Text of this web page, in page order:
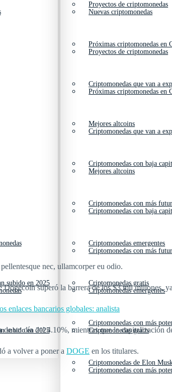
subido en 2025
Proyectos de criptomonedas
Próximas criptomonedas en
Criptomonedas que van a
Mejores altcoins
Criptomonedas con baja
Criptomonedas con más
Criptomonedas emergentes
Criptomonedas gratis
Criptomonedas con más
Criptomonedas de Elon
subido en 2025
Nuevas criptomonedas
Proyectos de criptomonedas
Próximas criptomonedas en
Criptomonedas que van a
Mejores altcoins
Criptomonedas con baja
Criptomonedas con más
Criptomonedas emergentes
Criptomonedas gratis
Criptomonedas con más
nec, ullamcorper eu odio.
superó la barrera de los $3 mil millones,
enlaces bancarios globales: analista
un día del 4.10%, mientras que la capitalización
a volver a poner a DOGE en los titulares.